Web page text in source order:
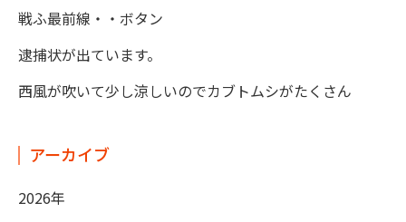
戦ふ最前線・・ボタン
逮捕状が出ています。
西風が吹いて少し涼しいのでカブトムシがたくさん
アーカイブ
2026年